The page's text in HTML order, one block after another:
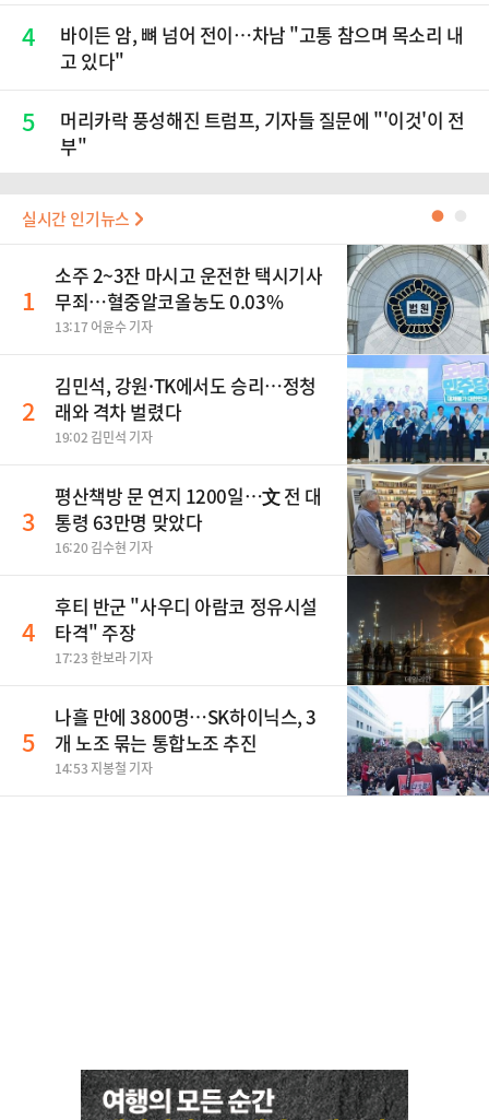
4
바이든 암, 뼈 넘어 전이…차남 "고통 참으며 목소리 내
고 있다"
5
머리카락 풍성해진 트럼프, 기자들 질문에 "'이것'이 전
부"
실시간 인기뉴스 ●
1
소주 2~3잔 마시고 운전한 택시기사
무죄…혈중알코올농도 0.03%
13:17 어윤수 기자
2
김민석, 강원·TK에서도 승리…정청
래와 격차 벌렸다
19:02 김민석 기자
3
평산책방 문 연지 1200일…文 전 대
통령 63만명 맞았다
16:20 김수현 기자
4
후티 반군 "사우디 아람코 정유시설
타격" 주장
17:23 한보라 기자
5
나흘 만에 3800명…SK하이닉스, 3
개 노조 묶는 통합노조 추진
14:53 지봉철 기자